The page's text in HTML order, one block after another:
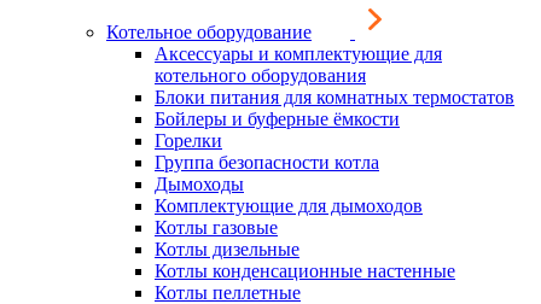
Котельное оборудование
Аксессуары и комплектующие для
котельного оборудования
Блоки питания для комнатных термостатов
Бойлеры и буферные ёмкости
Горелки
Группа безопасности котла
Дымоходы
Комплектующие для дымоходов
Котлы газовые
Котлы дизельные
Котлы конденсационные настенные
Котлы пеллетные